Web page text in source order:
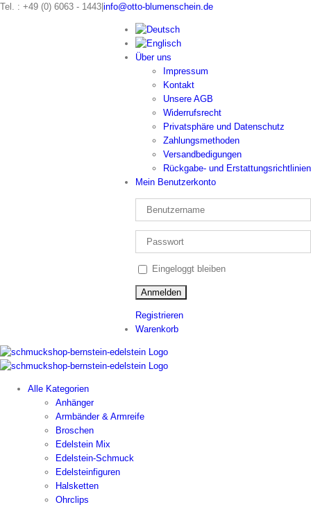
Zum
Tel. : +49 (0) 6063 - 1443 info@otto-blumenschein.de
Über uns
Impressum
Kontakt
Unsere AGB
Widerrufsrecht
Privatsphäre und Datenschutz
Zahlungsmethoden
Versandbedigungen
Rückgabe- und Erstattungsrichtlinien
Mein Benutzerkonto
Eingeloggt bleiben
Registrieren
Warenkorb
Alle Kategorien
Anhänger
Armbänder & Armreife
Broschen
Edelstein Mix
Edelstein-Schmuck
Edelsteinfiguren
Halsketten
Ohrclips